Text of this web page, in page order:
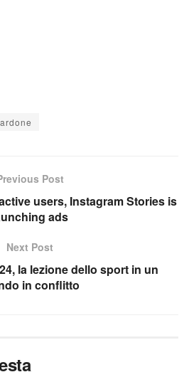
Post
users, Instagram Stories is
ads
Next Post
la lezione dello sport in un
in conflitto